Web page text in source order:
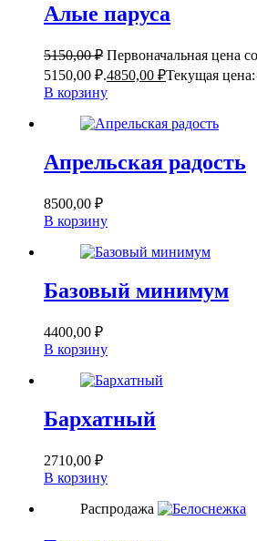
Алые паруса
5150,00₽ Первоначальная цена
5150,00 ₽.4850,00 ₽Текущая
В корзину
Апрельская радость
8500,00 ₽
В корзину
Базовый минимум
4400,00 ₽
В корзину
Бархатный
2710,00 ₽
В корзину
Распродажа